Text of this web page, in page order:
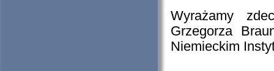
Wyrażamy
Grzegorza
Niemieckim